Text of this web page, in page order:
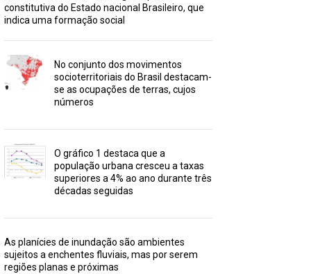
constitutiva do Estado nacional Brasileiro, que
indica uma formação social
No conjunto dos movimentos
socioterritoriais do Brasil destacam-
se as ocupações de terras, cujos
números
O gráfico 1 destaca que a
população urbana cresceu a taxas
superiores a 4% ao ano durante três
décadas seguidas
As planícies de inundação são ambientes
sujeitos a enchentes fluviais, mas por serem
regiões planas e próximas